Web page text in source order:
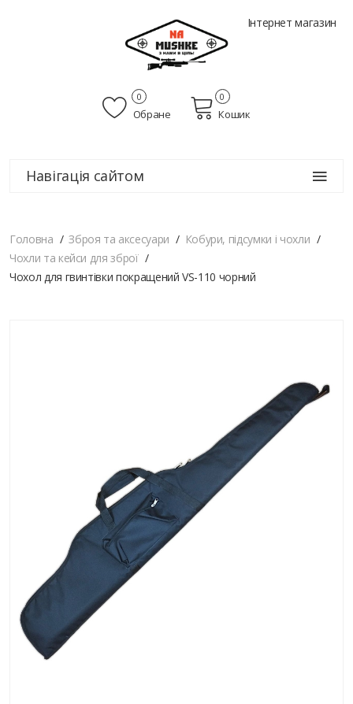
Інтернет магазин
Обране
0
Кошик
0
Навігація сайтом
Головна Зброя та аксесуари
Кобури, підсумки і чохли
Чохли та кейси для зброї
Чохол для гвинтівки покращений VS-110 чорний